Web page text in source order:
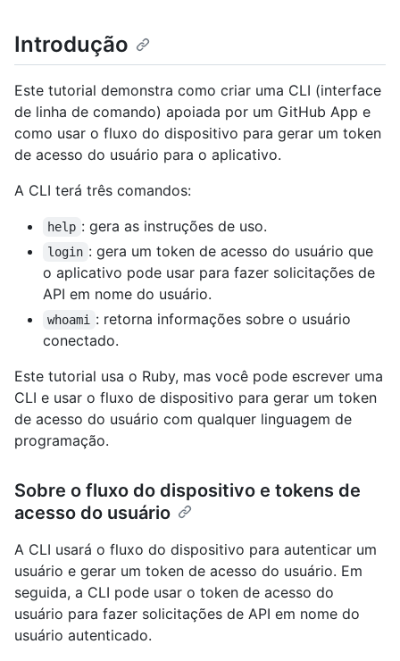
Introdução
Este tutorial demonstra como criar uma CLI (interface
de linha de comando) apoiada por um GitHub App e
como usar o fluxo do dispositivo para gerar um token
de acesso do usuário para o aplicativo.
A CLI terá três comandos:
help : gera as instruções de uso.
login : gera um token de acesso do usuário que
o aplicativo pode usar para fazer solicitações de
API em nome do usuário.
whoami
: retorna informações sobre o usuário
conectado.
Este tutorial usa o Ruby, mas você pode escrever uma
CLI e usar o fluxo de dispositivo para gerar um token
de acesso do usuário com qualquer linguagem de
programação.
Sobre o fluxo do dispositivo e tokens de
acesso do usuário
A CLI usará o fluxo do dispositivo para autenticar um
usuário e gerar um token de acesso do usuário. Em
seguida, a CLI pode usar o token de acesso do
usuário para fazer solicitações de API em nome do
usuário autenticado.